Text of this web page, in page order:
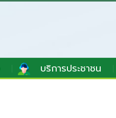
บริการประชาชน